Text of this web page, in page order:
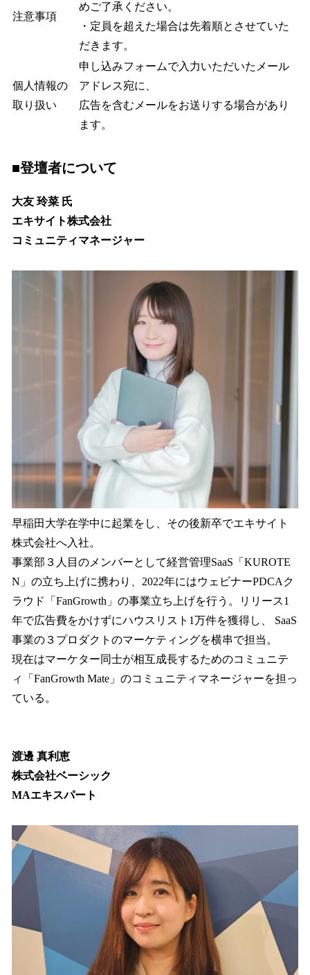
注意事項
めご了承ください。
・定員を超えた場合は先着順とさせていた
だきます。
個人情報の
取り扱い
申し込みフォームで入力いただいたメール
アドレス宛に、
広告を含むメールをお送りする場合があり
ます。
■登壇者について
大友 玲菜 氏
エキサイト株式会社
コミュニティマネージャー
早稲田大学在学中に起業をし、その後新卒でエキサイト
株式会社へ入社。
事業部３人目のメンバーとして経営管理SaaS「KUROTE
N」の立ち上げに携わり、2022年にはウェビナーPDCAク
ラウド「FanGrowth」の事業立ち上げを行う。リリース1
年で広告費をかけずにハウスリスト1万件を獲得し、 SaaS
事業の３プロダクトのマーケティングを横串で担当。
現在はマーケター同士が相互成長するためのコミュニテ
ィ「FanGrowth Mate」のコミュニティマネージャーを担っ
ている。
渡邊 真利恵
株式会社ベーシック
MAエキスパート